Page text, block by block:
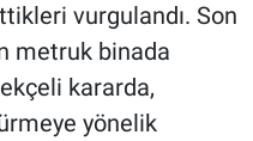
vurgulandı. Son
metruk binada
kararda,
yönelik